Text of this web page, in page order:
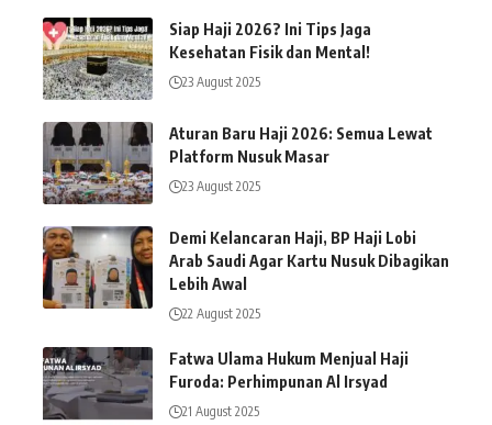
Siap Haji 2026? Ini Tips Jaga
Kesehatan Fisik dan Mental!
23 August 2025
Aturan Baru Haji 2026: Semua Lewat
Platform Nusuk Masar
23 August 2025
Demi Kelancaran Haji, BP Haji Lobi
Arab Saudi Agar Kartu Nusuk Dibagikan
Lebih Awal
22 August 2025
Fatwa Ulama Hukum Menjual Haji
Furoda: Perhimpunan Al Irsyad
21 August 2025